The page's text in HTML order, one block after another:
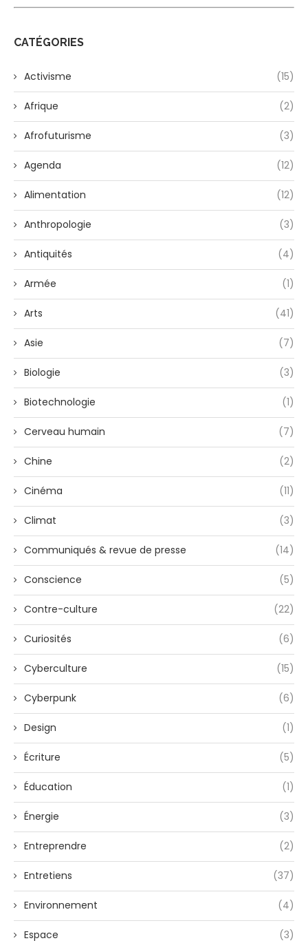
CATÉGORIES
Activisme (15)
Afrique (2)
Afrofuturisme (3)
Agenda (12)
Alimentation (12)
Anthropologie (3)
Antiquités (4)
Armée (1)
Arts (41)
Asie (7)
Biologie (3)
Biotechnologie (1)
Cerveau humain (7)
Chine (2)
Cinéma (11)
Climat (3)
Communiqués & revue de presse (14)
Conscience (5)
Contre-culture (22)
Curiosités (6)
Cyberculture (15)
Cyberpunk (6)
Design (1)
Écriture (5)
Éducation (1)
Énergie (3)
Entreprendre (2)
Entretiens (37)
Environnement (4)
Espace (3)